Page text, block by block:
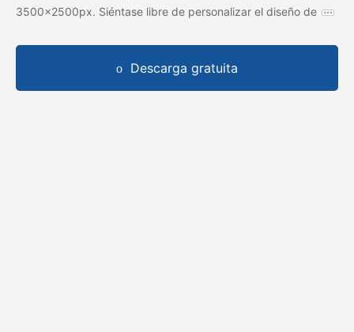
3500x2500px. Siéntase libre de personalizar el diseño de
Descarga gratuita